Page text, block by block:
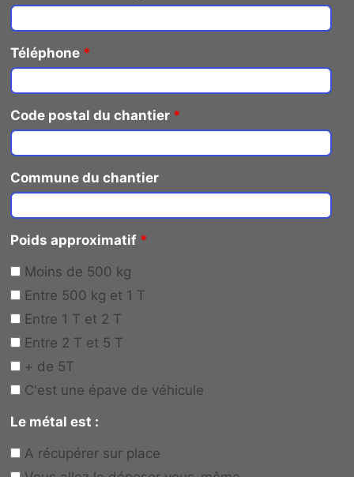
Téléphone *
Code postal du chantier *
Commune du chantier
Poids approximatif *
Moins de 500 kg
Entre 500 kg et 1 T
Entre 1 T et 2 T
Entre 2 T et 5 T
+ de 5T
C'est une épave de véhicule
Le métal est :
A récupérer sur place